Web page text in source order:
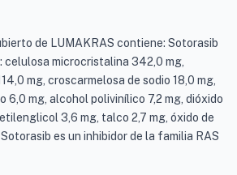
de LUMAKRAS contiene: Sotorasib
celulosa microcristalina 342,0 mg,
mg, croscarmelosa de sodio 18,0 mg,
6,0 mg, alcohol polivinílico 7,2 mg, dióxido
3,6 mg, talco 2,7 mg, óxido de
es un inhibidor de la familia RAS